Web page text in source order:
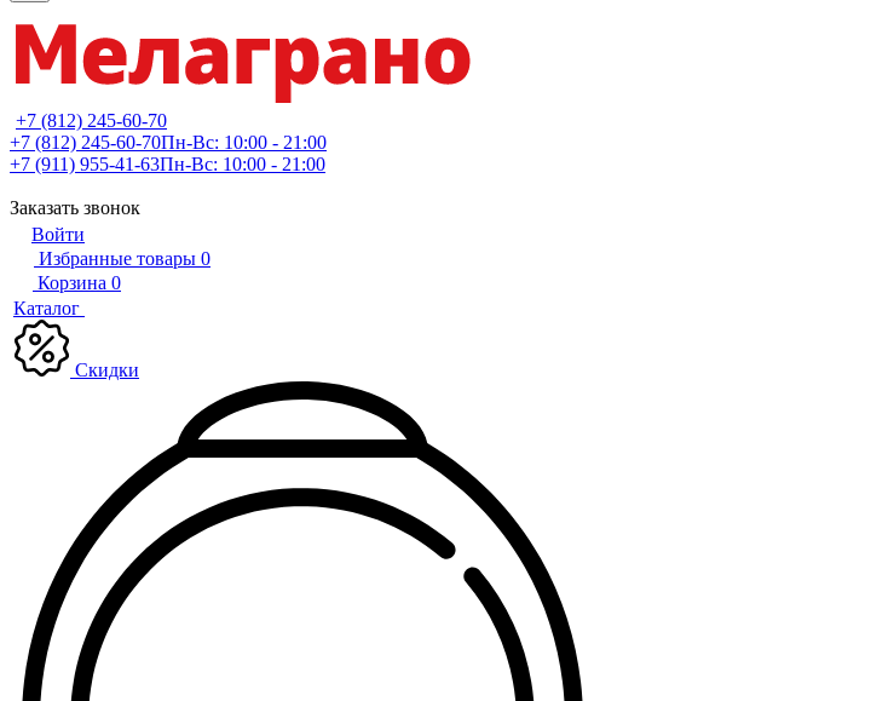
+7 (812) 245-60-70
+7 (812) 245-60-70Пн-Вс: 10:00 - 21:00
+7 (911) 955-41-63Пн-Вс: 10:00 - 21:00
Заказать звонок
Войти
Избранные товары 0
Корзина 0
Каталог
Скидки